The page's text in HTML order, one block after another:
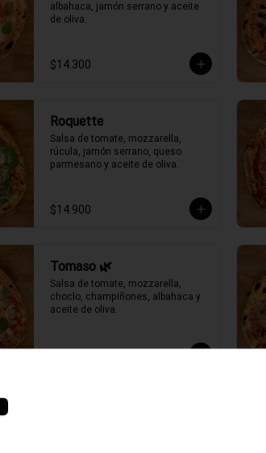
albahaca, jamón serrano y aceite
de oliva.
$14.300
Roquette
Salsa de tomate, mozzarella,
rúcula, jamón serrano, queso
parmesano y aceite de oliva.
$14.900
Tomaso 🌿
Salsa de tomate, mozzarella,
choclo, champiñones, albahaca y
aceite de oliva.